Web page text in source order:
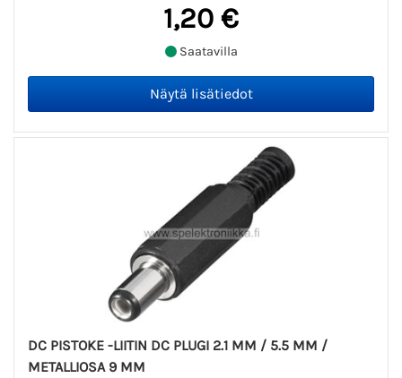
1,20 €
Saatavilla
DC PISTOKE -LIITIN DC PLUGI 2.1 MM / 5.5 MM /
METALLIOSA 9 MM